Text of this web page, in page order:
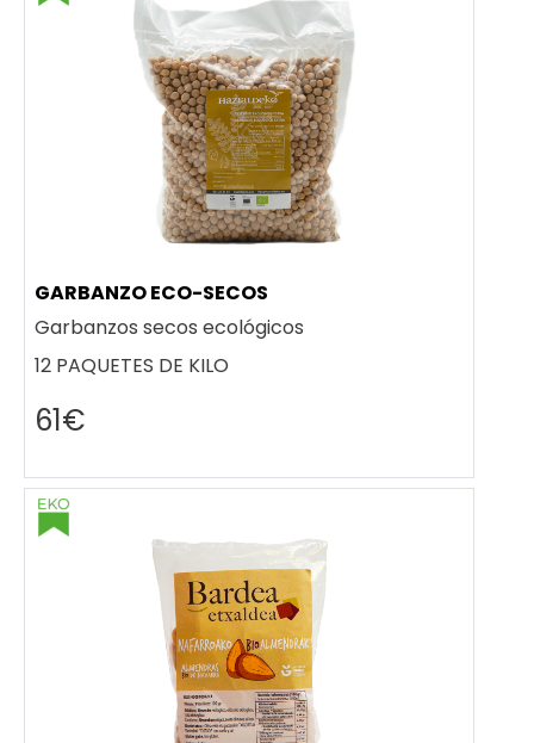
GARBANZO ECO-SECOS
Garbanzos secos ecológicos
12 PAQUETES DE KILO
61€